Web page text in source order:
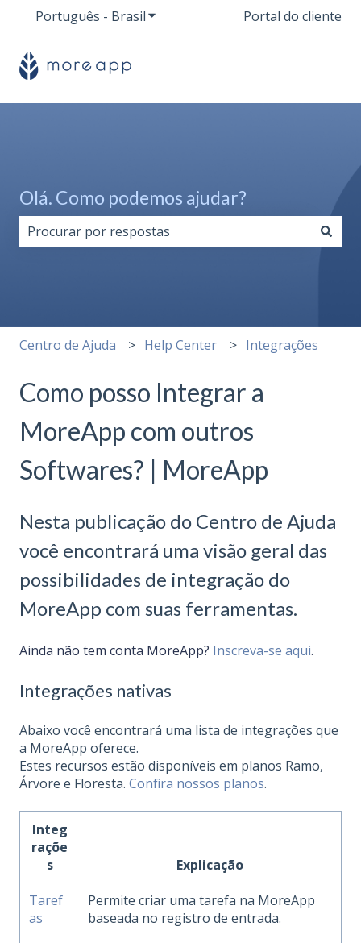
Português - BrasilMostrar submenu para traduções
Portal do cliente
Olá. Como podemos ajudar?
Centro de Ajuda Help Center Integrações
Como posso Integrar a
MoreApp com outros
Softwares? | MoreApp
Nesta publicação do Centro de Ajuda
você encontrará uma visão geral das
possibilidades de integração do
MoreApp com suas ferramentas.
Ainda não tem conta MoreApp? Inscreva-se aqui.
Integrações nativas
Abaixo você encontrará uma lista de integrações que
a MoreApp oferece.
Estes recursos estão disponíveis em planos Ramo,
Árvore e Floresta. Confira nossos planos.
Integ
raçõe
s
Explicação
Taref
as
Permite criar uma tarefa na MoreApp
baseada no registro de entrada.